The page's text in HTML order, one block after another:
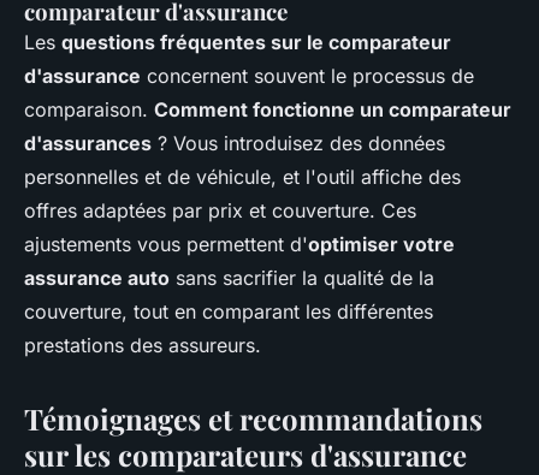
comparateur d'assurance
Les questions fréquentes sur le comparateur
d'assurance concernent souvent le processus de
comparaison. Comment fonctionne un comparateur
d'assurances ? Vous introduisez des données
personnelles et de véhicule, et l'outil affiche des
offres adaptées par prix et couverture. Ces
ajustements vous permettent d'optimiser votre
assurance auto sans sacrifier la qualité de la
couverture, tout en comparant les différentes
prestations des assureurs.
Témoignages et recommandations
sur les comparateurs d'assurance